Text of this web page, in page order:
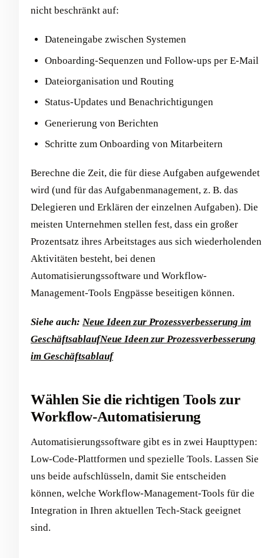
nicht beschränkt auf:
Dateneingabe zwischen Systemen
Onboarding-Sequenzen und Follow-ups per E-Mail
Dateiorganisation und Routing
Status-Updates und Benachrichtigungen
Generierung von Berichten
Schritte zum Onboarding von Mitarbeitern
Berechne die Zeit, die für diese Aufgaben aufgewendet
wird (und für das Aufgabenmanagement, z. B. das
Delegieren und Erklären der einzelnen Aufgaben). Die
meisten Unternehmen stellen fest, dass ein großer
Prozentsatz ihres Arbeitstages aus sich wiederholenden
Aktivitäten besteht, bei denen
Automatisierungssoftware und Workflow-
Management-Tools Engpässe beseitigen können.
Siehe auch: Neue Ideen zur Prozessverbesserung im
GeschäftsablaufNeue Ideen zur Prozessverbesserung
im Geschäftsablauf
Wählen Sie die richtigen Tools zur
Workflow-Automatisierung
Automatisierungssoftware gibt es in zwei Haupttypen:
Low-Code-Plattformen und spezielle Tools. Lassen Sie
uns beide aufschlüsseln, damit Sie entscheiden
können, welche Workflow-Management-Tools für die
Integration in Ihren aktuellen Tech-Stack geeignet
sind.